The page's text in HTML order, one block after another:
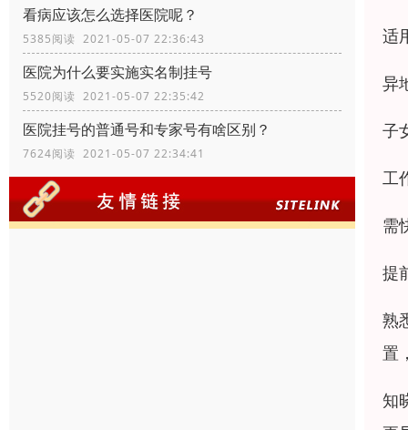
看病应该怎么选择医院呢？
5385阅读 2021-05-07 22:36:43
医院为什么要实施实名制挂号
5520阅读 2021-05-07 22:35:42
医院挂号的普通号和专家号有啥区别？
7624阅读 2021-05-07 22:34:41
适
异
子
工
需
提
熟
置
知